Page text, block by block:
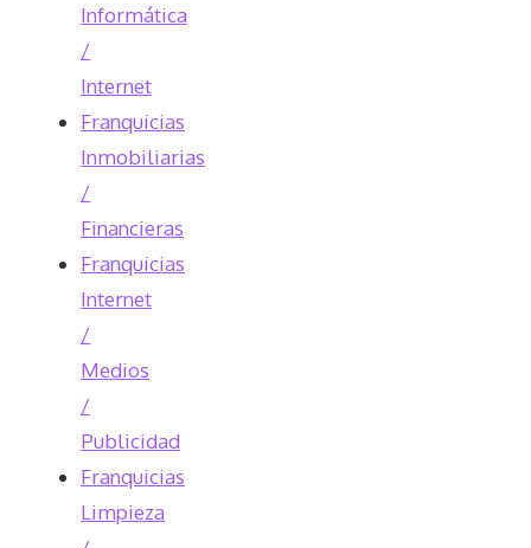
Informática
/
Internet
Franquicias
Inmobiliarias
/
Financieras
Franquicias
Internet
/
Medios
/
Publicidad
Franquicias
Limpieza